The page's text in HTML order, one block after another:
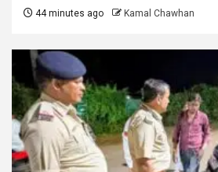
44 minutes ago Kamal Chawhan